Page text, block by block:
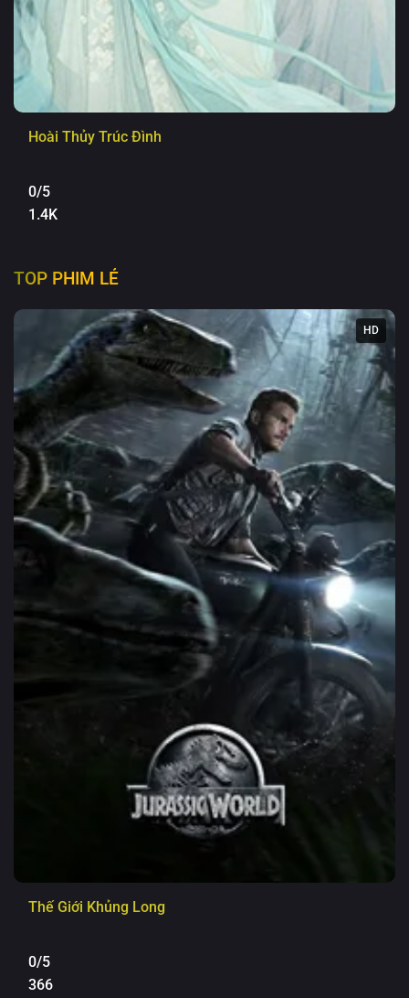
Hoài Thủy Trúc Đình
0/5
1.4K
TOP PHIM LẺ
HD
Thế Giới Khủng Long
0/5
366